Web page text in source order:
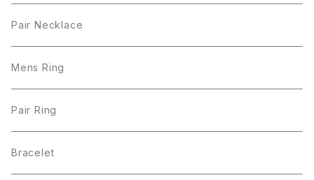
Pair Necklace
Mens Ring
Pair Ring
Bracelet